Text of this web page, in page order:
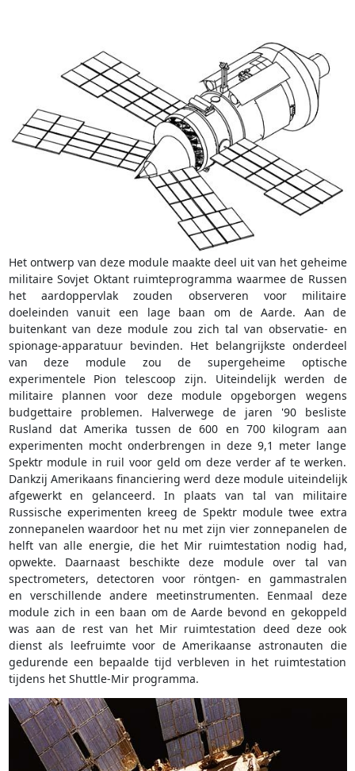
Het ontwerp van deze module maakte deel uit van het geheime
militaire Sovjet Oktant ruimteprogramma waarmee de Russen
het aardoppervlak zouden observeren voor militaire
doeleinden vanuit een lage baan om de Aarde. Aan de
buitenkant van deze module zou zich tal van observatie- en
spionage-apparatuur bevinden. Het belangrijkste onderdeel
van deze module zou de supergeheime optische
experimentele Pion telescoop zijn. Uiteindelijk werden de
militaire plannen voor deze module opgeborgen wegens
budgettaire problemen. Halverwege de jaren '90 besliste
Rusland dat Amerika tussen de 600 en 700 kilogram aan
experimenten mocht onderbrengen in deze 9,1 meter lange
Spektr module in ruil voor geld om deze verder af te werken.
Dankzij Amerikaans financiering werd deze module uiteindelijk
afgewerkt en gelanceerd. In plaats van tal van militaire
Russische experimenten kreeg de Spektr module twee extra
zonnepanelen waardoor het nu met zijn vier zonnepanelen de
helft van alle energie, die het Mir ruimtestation nodig had,
opwekte. Daarnaast beschikte deze module over tal van
spectrometers, detectoren voor röntgen- en gammastralen
en verschillende andere meetinstrumenten. Eenmaal deze
module zich in een baan om de Aarde bevond en gekoppeld
was aan de rest van het Mir ruimtestation deed deze ook
dienst als leefruimte voor de Amerikaanse astronauten die
gedurende een bepaalde tijd verbleven in het ruimtestation
tijdens het Shuttle-Mir programma.